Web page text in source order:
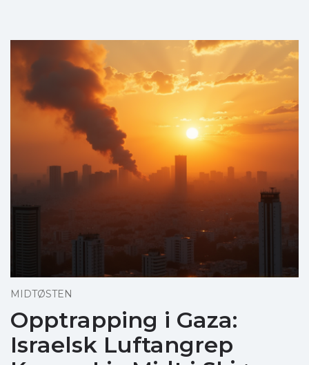
MIDTØSTEN
Opptrapping i Gaza:
Israelsk Luftangrep